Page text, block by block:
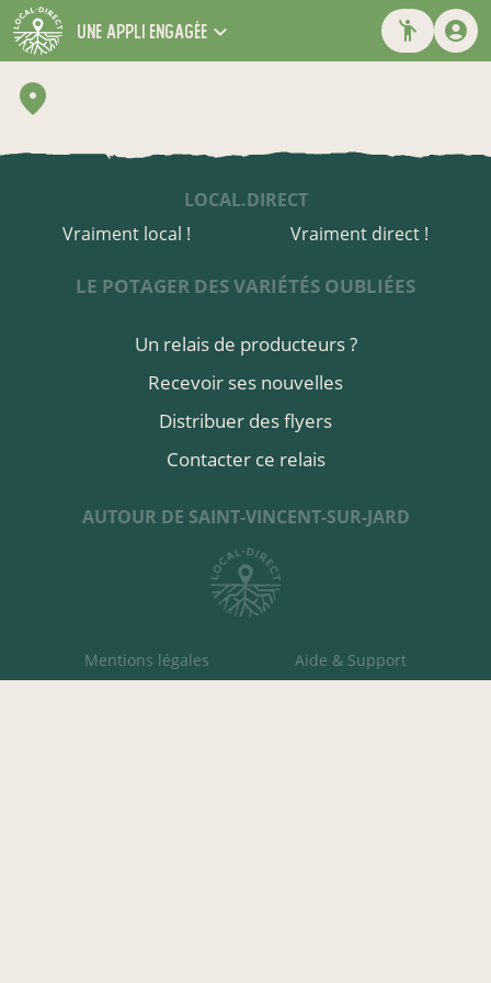
une appli engagée
LOCAL.DIRECT
Vraiment local !
Vraiment direct !
LE POTAGER DES VARIÉTÉS OUBLIÉES
Un relais de producteurs ?
Recevoir ses nouvelles
Distribuer des flyers
Contacter ce relais
AUTOUR DE SAINT-VINCENT-SUR-JARD
Mentions légales Aide & Support